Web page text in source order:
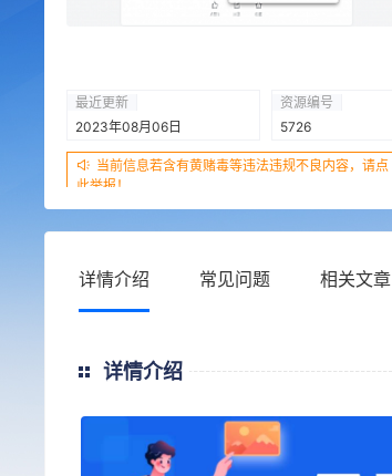
最近更新
2023年08月06日
资源编号
5726
当前信息若含有黄赌毒等违法违规不良内容，请点
此举报！
详情介绍 常见问题 相关文章
详情介绍